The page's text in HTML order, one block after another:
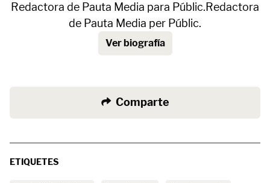
Redactora de Pauta Media para Públic.Redactora
de Pauta Media per Públic.
Ver biografía
Comparte
ETIQUETES